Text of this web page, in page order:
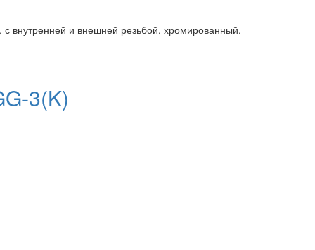
внутренней и внешней резьбой, хромированный.
3(K)